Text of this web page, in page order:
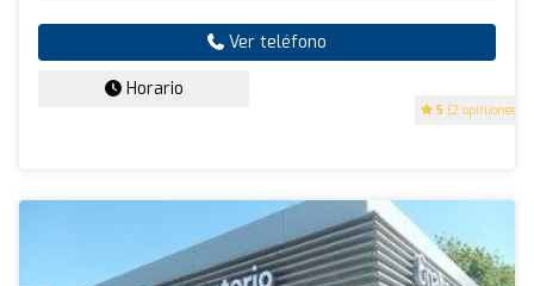
5 (2 opiniones)
Ver teléfono
Horario